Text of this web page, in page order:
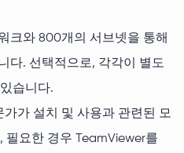
크와 800개의 서브넷을 통해
다. 선택적으로, 각각이 별도
습니다.
가 설치 및 사용과 관련된 모
필요한 경우 TeamViewer를